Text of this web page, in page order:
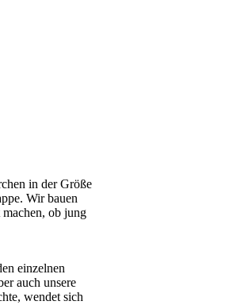
in der Größe
Wir bauen
ob jung
einzelnen
auch unsere
wendet sich